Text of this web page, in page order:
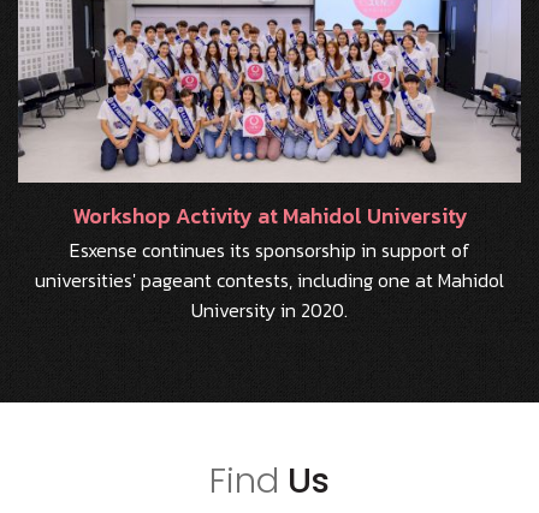
Workshop Activity at Mahidol University
Esxense continues its sponsorship in support of
universities' pageant contests, including one at Mahidol
University in 2020.
Find Us